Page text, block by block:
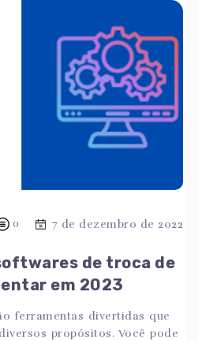
0 7 de dezembro de 2022
de troca de
em 2023
ferramentas divertidas que
propósitos. Você pode